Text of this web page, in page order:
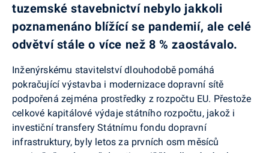
tuzemské stavebnictví nebylo jakkoli
poznamenáno blížící se pandemií, ale celé
odvětví stále o více než 8 % zaostávalo.
Inženýrskému stavitelství dlouhodobě pomáhá
pokračující výstavba i modernizace dopravní sítě
podpořená zejména prostředky z rozpočtu EU. Přestože
celkové kapitálové výdaje státního rozpočtu, jakož i
investiční transfery Státnímu fondu dopravní
infrastruktury, byly letos za prvních osm měsíců